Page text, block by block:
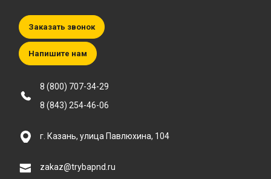
Заказать звонок
Напишите нам
8 (800) 707-34-29
8 (843) 254-46-06
г. Казань, улица Павлюхина, 104
zakaz@trybapnd.ru